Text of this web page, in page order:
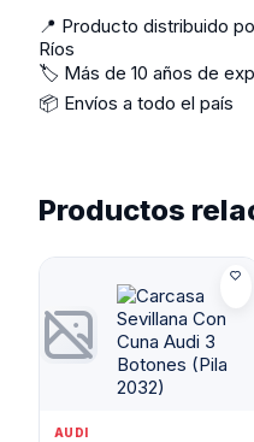
📍 Producto distribuido
Ríos
🏷️ Más de 10 años de
📦 Envíos a todo el país
Productos
AUDI